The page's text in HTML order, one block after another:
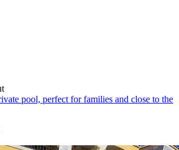
pool, perfect for families and close to the